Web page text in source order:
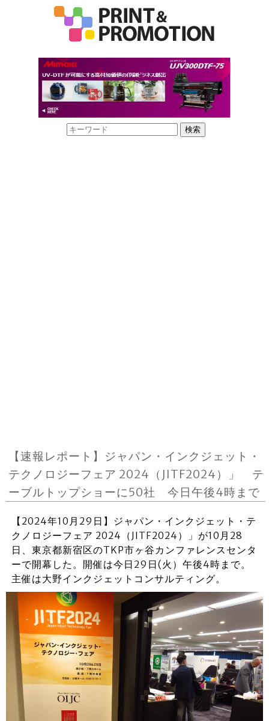
【速報レポート】ジャパン・インクジェット・
テクノロジーフェア 2024（JITF2024）」 テ
ーブルトップショーに50社 今日午後4時まで
【2024年10月29日】ジャパン・インクジェット・テ
クノロジーフェア 2024（JITF2024）」が10月28
日、東京都新宿区のTKP市ヶ谷カンファレンスセンタ
ーで開幕した。開催は今日29日(火）午後4時まで。
主催は大野インクジェットコンサルティング。